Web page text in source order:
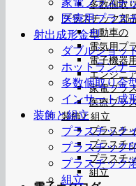
多数個取
プラスチック部
自動車の
電気用プ
電子機器
エンジニ
家電プラ
医療プラ
装飾と組立
プラスチ
プラスチ
プラスチ
組立
医療用プラス
射出成形金型
ダブルショッ
ホットランナ
多数個取り金
インサート成
装飾と組立
プラスチック
プラスチック
プラスチック
組立